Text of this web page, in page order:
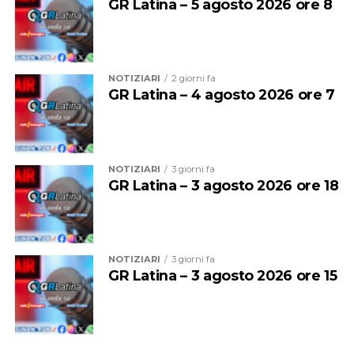
Sul luogo dell’incidente sono intervenuti i Carabinieri
della Compagnia di Latina, che hanno eseguito i rilievi e
raccolto la testimonianza del conducente. Gli
accertamenti sono in corso per ricostruire l’esatta
dinamica dell’incidente.
GR Latina – 5 agosto 2026 ore 8
NOTIZIARI 2 giorni fa
GR Latina – 4 agosto 2026 ore 7
NOTIZIARI 3 giorni fa
GR Latina – 3 agosto 2026 ore 18
NOTIZIARI 3 giorni fa
GR Latina – 3 agosto 2026 ore 15